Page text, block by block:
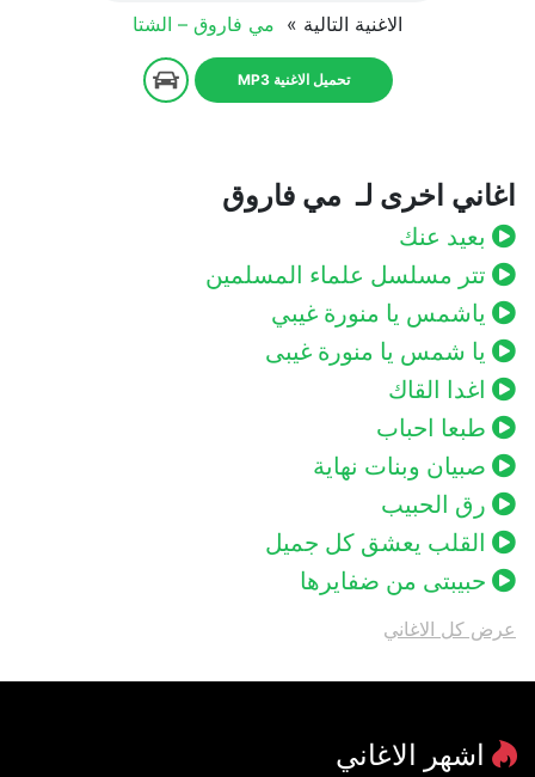
الاغنية التالية » مي فاروق – الشتا
تحميل الاغنية MP3
اغاني اخرى لـ مي فاروق
بعيد عنك
تتر مسلسل علماء المسلمين
ياشمس يا منورة غيبي
يا شمس يا منورة غيبى
اغدا القاك
طبعا احباب
صبيان وبنات نهاية
رق الحبيب
القلب يعشق كل جميل
حبيبتى من ضفايرها
عرض كل الاغاني
اشهر الاغاني